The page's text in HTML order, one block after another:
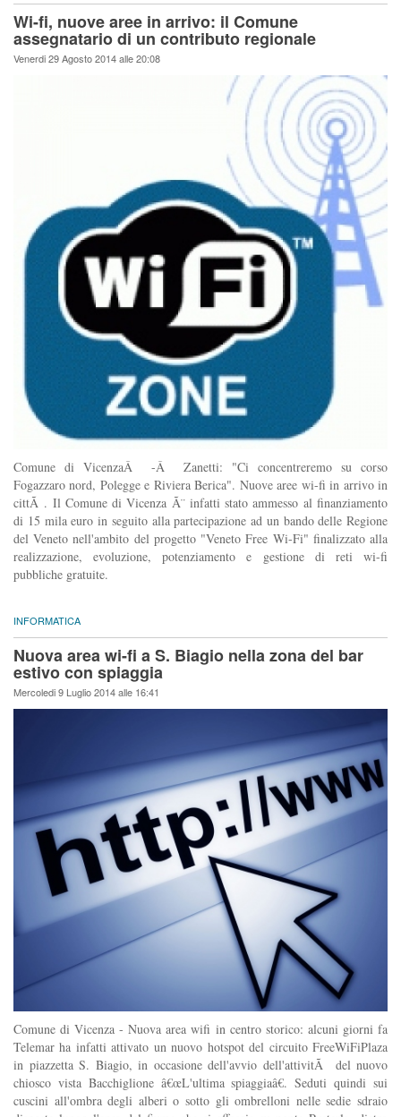
Wi-fi, nuove aree in arrivo: il Comune
assegnatario di un contributo regionale
Venerdi 29 Agosto 2014 alle 20:08
Comune di VicenzaÂ -Â Zanetti: "Ci concentreremo su corso
Fogazzaro nord, Polegge e Riviera Berica". Nuove aree wi-fi in arrivo in
cittÃ . Il Comune di Vicenza Ã¨ infatti stato ammesso al finanziamento
di 15 mila euro in seguito alla partecipazione ad un bando delle Regione
del Veneto nell'ambito del progetto "Veneto Free Wi-Fi" finalizzato alla
realizzazione, evoluzione, potenziamento e gestione di reti wi-fi
pubbliche gratuite.
INFORMATICA
Nuova area wi-fi a S. Biagio nella zona del bar
estivo con spiaggia
Mercoledi 9 Luglio 2014 alle 16:41
Comune di Vicenza - Nuova area wifi in centro storico: alcuni giorni fa
Telemar ha infatti attivato un nuovo hotspot del circuito FreeWiFiPlaza
in piazzetta S. Biagio, in occasione dell'avvio dell'attivitÃ del nuovo
chiosco vista Bacchiglione â€œL'ultima spiaggiaâ€. Seduti quindi sui
cuscini all'ombra degli alberi o sotto gli ombrelloni nelle sedie sdraio